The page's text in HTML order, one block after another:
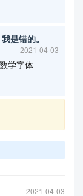
是错的。
2021-04-03
学字体
2021-04-03